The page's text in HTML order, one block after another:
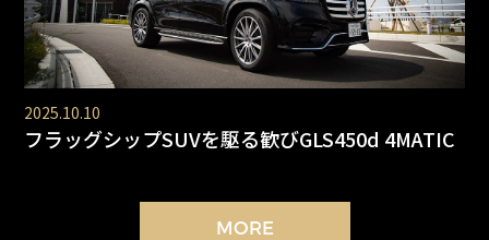
2025.10.10
フラッグシップSUVを駆る歓びGLS450d 4MATIC
MORE